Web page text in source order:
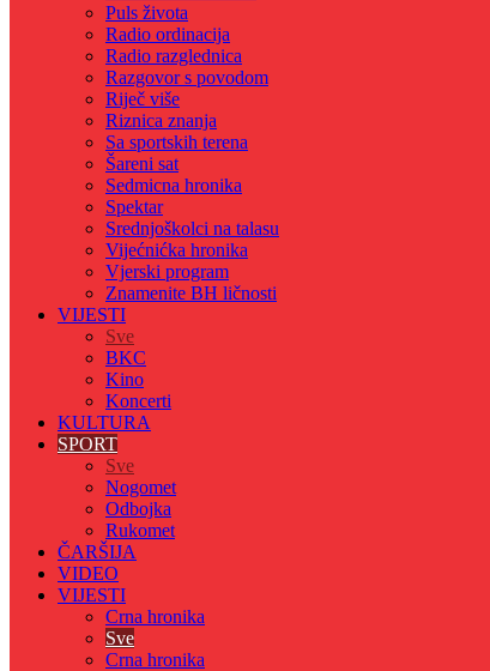
Puls života
Radio ordinacija
Radio razglednica
Razgovor s povodom
Riječ više
Riznica znanja
Sa sportskih terena
Šareni sat
Sedmicna hronika
Spektar
Srednjoškolci na talasu
Vijećnićka hronika
Vjerski program
Znamenite BH ličnosti
VIJESTI
Sve
BKC
Kino
Koncerti
KULTURA
SPORT
Sve
Nogomet
Odbojka
Rukomet
ČARŠIJA
VIDEO
VIJESTI
Crna hronika
Sve
Crna hronika